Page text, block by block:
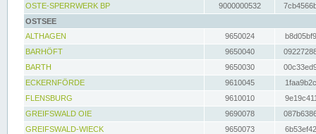
OSTE-SPERRWERK BP
9000000532
OSTSEE
ALTHAGEN
9650024
BARHÖFT
9650040
BARTH
9650030
ECKERNFÖRDE
9610045
FLENSBURG
9610010
GREIFSWALD OIE
9690078
GREIFSWALD-WIECK
9650073